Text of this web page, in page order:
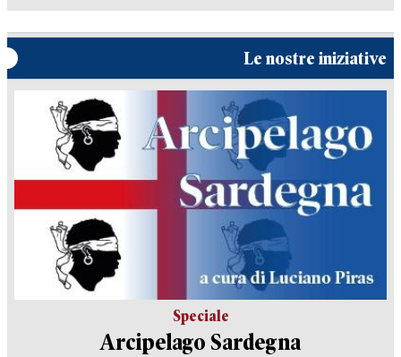
Le nostre iniziative
Speciale
Arcipelago Sardegna